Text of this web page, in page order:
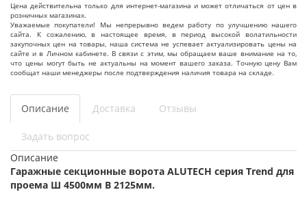
Цена действительна только для интернет-магазина и может отличаться от цен в
розничных магазинах.
Уважаемые покупатели! Мы непрерывно ведем работу по улучшению нашего
сайта. К сожалению, в настоящее время, в период высокой волатильности
закупочных цен на товары, наша система не успевает актуализировать цены на
сайте и в Личном кабинете. В связи с этим, мы обращаем ваше внимание на то,
что цены могут быть не актуальны на момент вашего заказа. Точную цену Вам
сообщат наши менеджеры после подтверждения наличия товара на складе.
Описание Доставка Отзывы
Задать вопрос
Описание
Гаражные секционные ворота ALUTECH серия Trend для
проема Ш 4500мм В 2125мм.